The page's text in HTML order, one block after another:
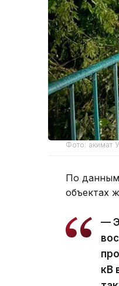
Фото: акимат
По данным
объектах
—
кВ